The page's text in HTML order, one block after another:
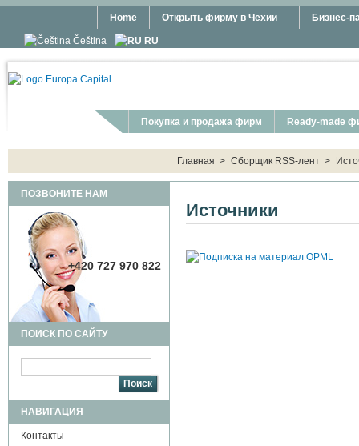
Перейти к основному содержанию
Home
Открыть фирму в Чехии Бизнес-
Čeština RU
Покупка и продажа фирм Ready-made
Главная > Сборщик RSS-лент >
ПОЗВОНИТЕ НАМ
+420 727 970 822
ПОИСК ПО САЙТУ
НАВИГАЦИЯ
Контакты
Источники